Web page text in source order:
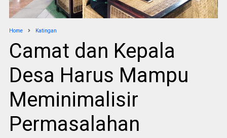
Home Katingan
Camat dan Kepala
Desa Harus Mampu
Meminimalisir
Permasalahan